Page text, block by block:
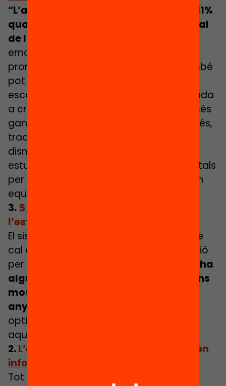
“L’aprenentatge pot créixer fins a un 11%
quan es treballa el benestar emocional
de l’alumne.”
emocional de l’alumnat és clau per
promoure i millorar l’aprenentatge. També
pot contribuir a reduir l’abandonament
escolar perquè un bon clima a l’aula ajuda
a crear vincle i fa que l’alumnat tingui més
ganes de venir i participar a classe. A més,
tractar les emocions a l’escola pot fer
disminuir els conflictes i dotar els
estudiants d’habilitats socials fonamentals
per a la vida com l’empatia i el treball en
equip.
3. 5 gràfics per ser optimistes sobre
l’estat de l’educació a Catalunya
El sistema educatiu català té reptes que
cal afrontar amb urgència i determinació
per millorar en equitat i qualitat. Però
hi ha
algunes dades de l’Anuari 2020 que ens
mostren el progrés fet en els darrers
anys
optimistes. En plantegem algunes en
aquest article.
2.L’estat de l’educació a Catalunya, en
infografies
Tot i els esforços que s’han fet i els